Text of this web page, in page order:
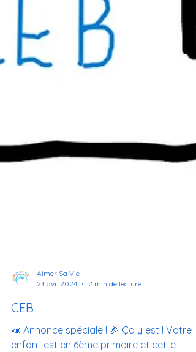
24 avr. 2024
2 min de lecture